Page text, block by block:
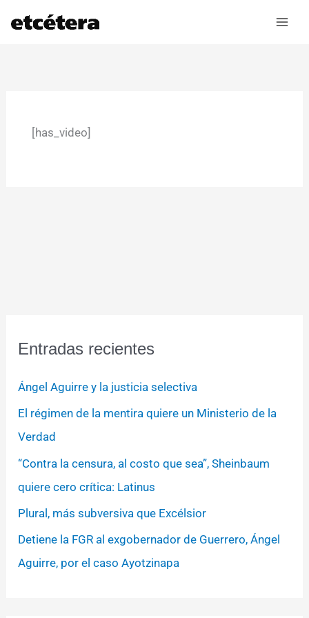
[has_video]
Entradas recientes
Ángel Aguirre y la justicia selectiva
El régimen de la mentira quiere un Ministerio de la
Verdad
“Contra la censura, al costo que sea”, Sheinbaum
quiere cero crítica: Latinus
Plural, más subversiva que Excélsior
Detiene la FGR al exgobernador de Guerrero, Ángel
Aguirre, por el caso Ayotzinapa